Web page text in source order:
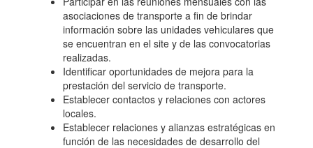
asociaciones de transporte a fin de brindar
información sobre las unidades vehiculares que
se encuentran en el site y de las convocatorias
realizadas.
Identificar oportunidades de mejora para la
prestación del servicio de transporte.
Establecer contactos y relaciones con actores
locales.
Establecer relaciones y alianzas estratégicas en
función de las necesidades de desarrollo del